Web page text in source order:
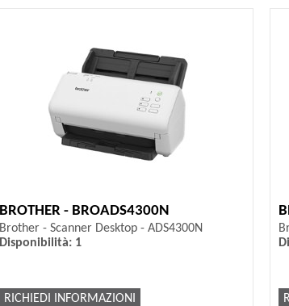
BROTHER - BROADS4300N
Brother - Scanner Desktop - ADS4300N
Disponibilità: 1
RICHIEDI INFORMAZIONI